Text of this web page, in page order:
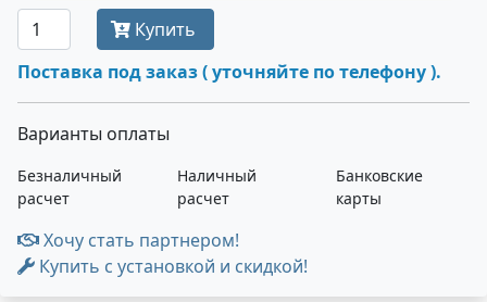
Купить
Поставка под заказ ( уточняйте по телефону ).
Варианты оплаты
Безналичный
расчет
Наличный
расчет
Банковские
карты
Хочу стать партнером!
Купить с установкой и скидкой!